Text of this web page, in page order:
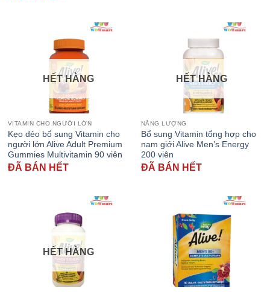
HẾT HÀNG
VITAMIN CHO NGƯỜI LỚN
Kẹo dẻo bổ sung Vitamin cho
người lớn Alive Adult Premium
Gummies Multivitamin 90 viên
ĐÃ BÁN HẾT
HẾT HÀNG
NĂNG LƯỢNG
Bổ sung Vitamin tổng hợp cho
nam giới Alive Men’s Energy
200 viên
ĐÃ BÁN HẾT
HẾT HÀNG